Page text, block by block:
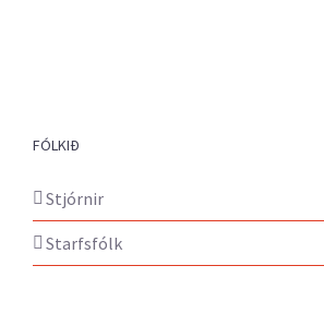
FÓLKIÐ
Stjórnir
Starfsfólk